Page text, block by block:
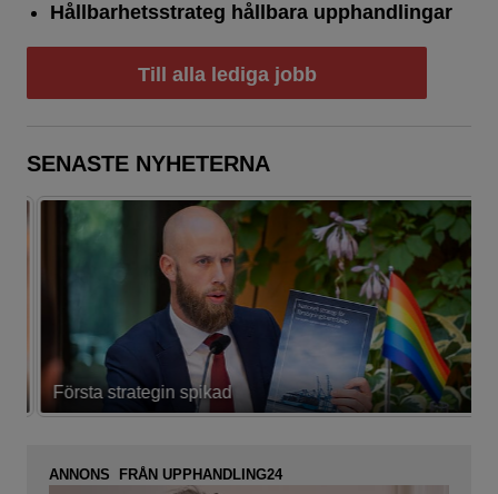
Hållbarhetsstrateg hållbara upphandlingar
Till alla lediga jobb
SENASTE NYHETERNA
Första strategin spikad
ANNONS FRÅN UPPHANDLING24